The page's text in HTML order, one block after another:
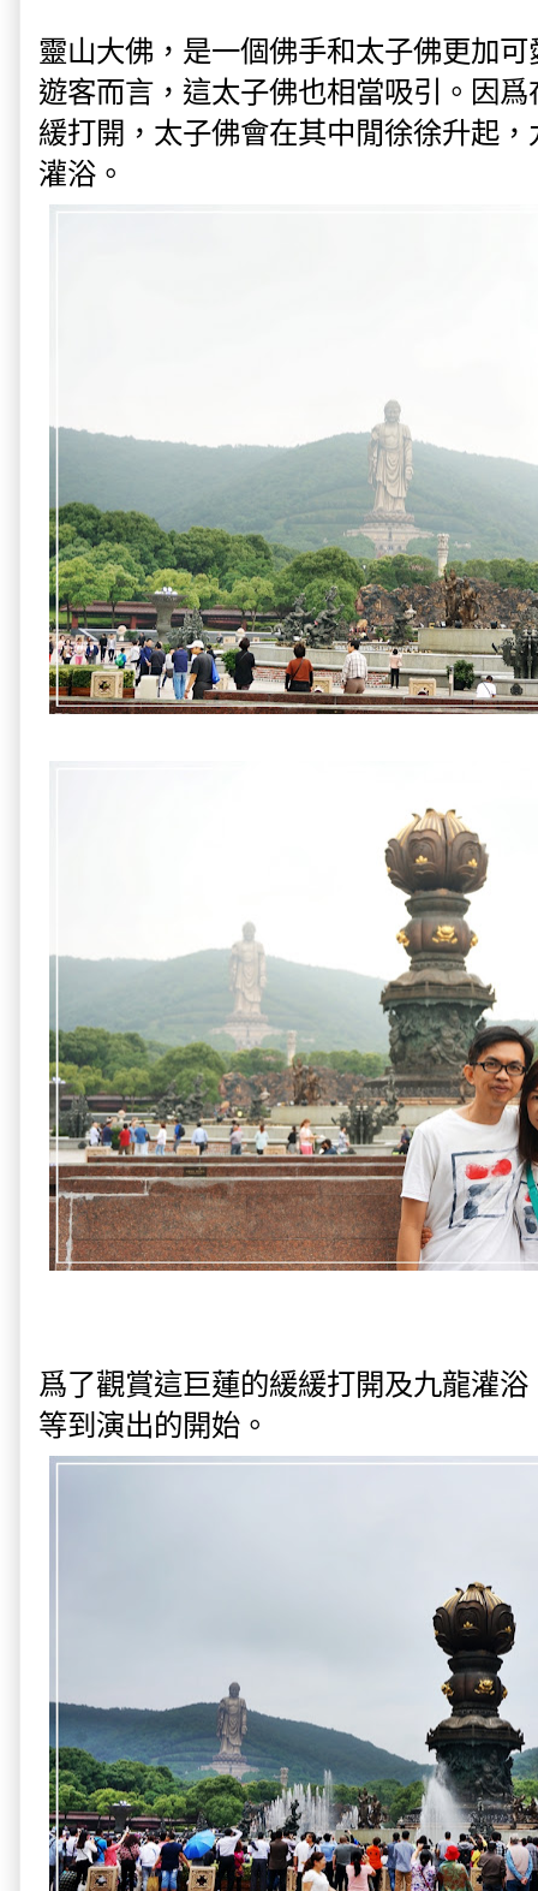
靈山大佛，是一個佛手和太子佛更加
遊客而言，這太子佛也相當吸引。因
緩打開，太子佛會在其中閒徐徐升起
灌浴。
爲了觀賞這巨蓮的緩緩打開及九龍灌
等到演出的開始。